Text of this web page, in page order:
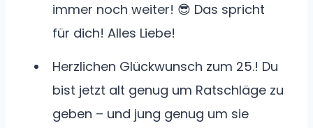
immer noch weiter! 😎 Das spricht
für dich! Alles Liebe!
Herzlichen Glückwunsch zum 25.! Du
bist jetzt alt genug um Ratschläge zu
geben – und jung genug um sie